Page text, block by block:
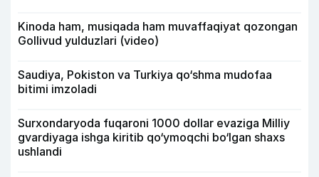
Kinoda ham, musiqada ham muvaffaqiyat qozongan
Gollivud yulduzlari (video)
Saudiya, Pokiston va Turkiya qo‘shma mudofaa
bitimi imzoladi
Surxondaryoda fuqaroni 1000 dollar evaziga Milliy
gvardiyaga ishga kiritib qo‘ymoqchi bo‘lgan shaxs
ushlandi